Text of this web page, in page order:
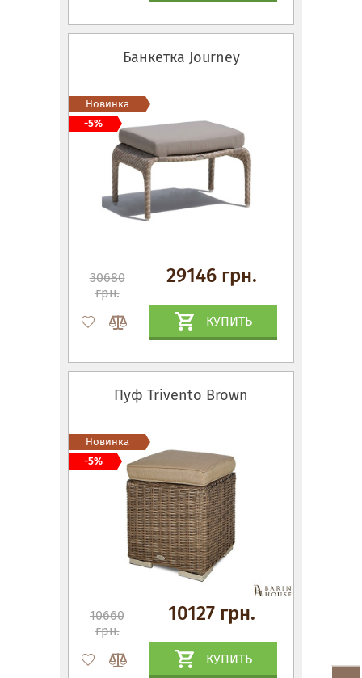
Банкетка Journey
30680
грн.
29146 грн.
КУПИТЬ
Новинка
-5%
Пуф Trivento Brown
10660
грн.
10127 грн.
КУПИТЬ
Новинка
-5%